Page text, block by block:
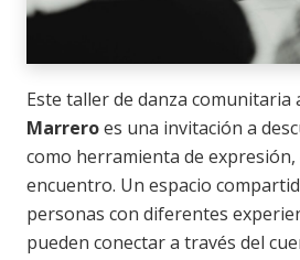
Este taller de danza comunitaria
Marreroes una invitación a
como herramienta de expresión,
encuentro. Un espacio
personas con diferentes
pueden conectar a través del